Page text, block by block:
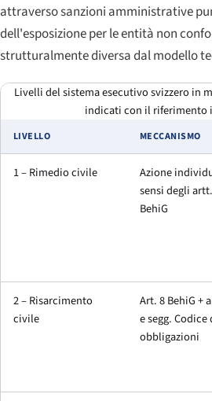
attraverso sanzioni amministrative
dell'esposizione per le entità non
strutturalmente diversa dal modello
Livelli del sistema esecutivo svizzero in
indicati con il riferimento
LIVELLO MECCANISMO
1 – Rimedio civile
Azione
sensi degli
BehiG
2 – Risarcimento
civile
Art. 8 BehiG +
e segg. Codice
obbligazioni